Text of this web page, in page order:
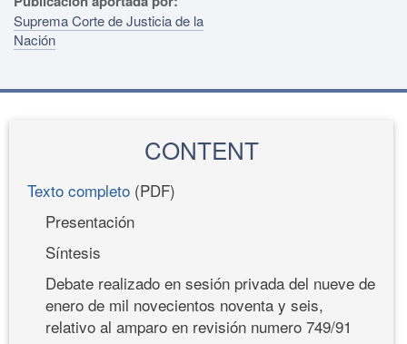
Suprema Corte de Justicia de la
Nación
CONTENT
Texto completo (PDF)
Presentación
Síntesis
Debate realizado en sesión privada del nueve de
enero de mil novecientos noventa y seis,
relativo al amparo en revisión numero 749/91